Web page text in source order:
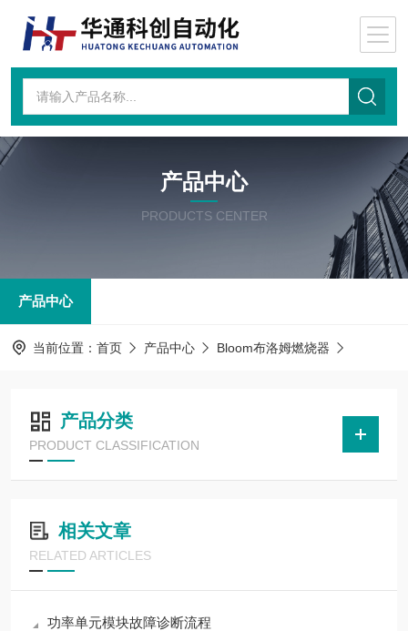
产品中心
PRODUCTS CENTER
产品中心
当前位置： 首页 产品中心 Bloom布洛姆燃烧器
产品分类
PRODUCT CLASSIFICATION
相关文章
RELATED ARTICLES
功率单元模块故障诊断流程